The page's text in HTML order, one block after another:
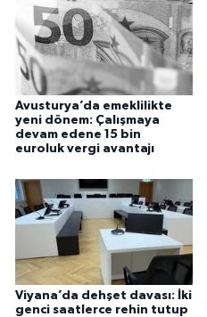
Avusturya’da emeklilikte
yeni dönem: Çalışmaya
devam edene 15 bin
euroluk vergi avantajı
Viyana’da dehşet davası: İki
genci saatlerce rehin tutup